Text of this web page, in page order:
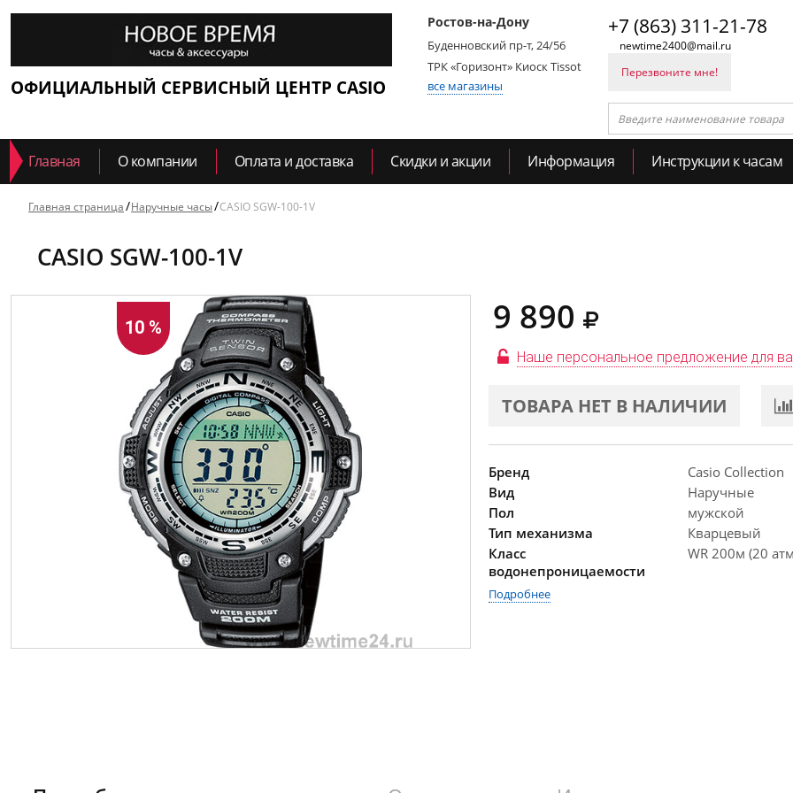
ОФИЦИАЛЬНЫЙ СЕРВИСНЫЙ ЦЕНТР CASIO
Ростов-на-Дону
Буденновский пр-т, 24/56
ТРК «Горизонт» Киоск Tissot
все магазины
+7 (863) 311-21-78
newtime2400@mail.ru
Перезвоните мне!
Главная О компании Оплата и доставка Скидки и акции Информация Инструкции к часам
Главная страница Наручные часы CASIO SGW-100-1V
CASIO SGW-100-1V
10 % 9 890
Наше персональное предложение для
ТОВАРА НЕТ В НАЛИЧИИ
Бренд
Casio Collection
Вид
Наручные
Пол
мужской
Тип механизма
Кварцевый
Класс
водонепроницаемости
WR 200м (20
Подробнее